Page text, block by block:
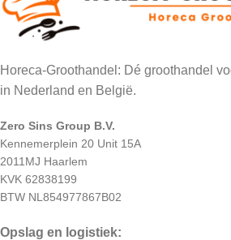
Horeca-Groothandel: Dé groothandel
in Nederland en België.
Zero Sins Group B.V.
Kennemerplein 20 Unit 15A
2011MJ Haarlem
KVK 62838199
BTW NL854977867B02
Opslag en logistiek: